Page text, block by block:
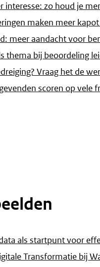
interesse: zo houd je
maken meer
meer aandacht voor
thema bij beoordeling
Vraag het de
scoren op vele
als startpunt voor
Transformatie bij